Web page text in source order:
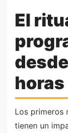
El
horas
Los primeros
tienen un